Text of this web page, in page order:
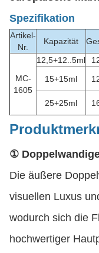
Spezifikation
Artikel-
Nr.
Kapazität
MC-
1605
12,5+12..5ml
15+15ml
25+25ml
①
Die äußere
visuellen Luxus
wodurch sich die
hochwertiger